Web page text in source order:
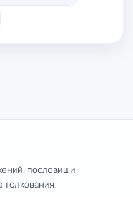
пословиц и
толкования,